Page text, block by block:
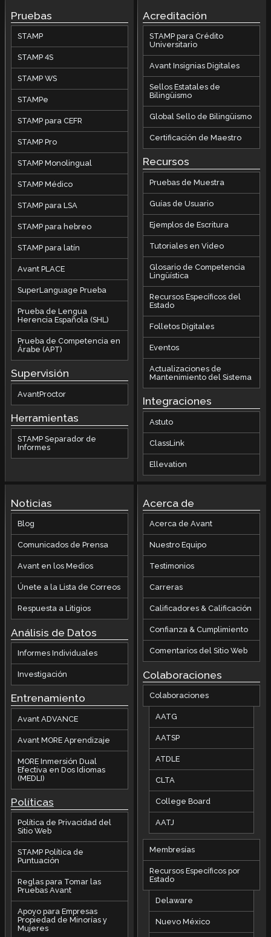
Pruebas
STAMP
STAMP 4S
STAMP WS
STAMPe
STAMP para CEFR
STAMP Pro
STAMP Monolingual
STAMP Médico
STAMP para LSA
STAMP para hebreo
STAMP para latín
Avant PLACE
SuperLanguage Prueba
Prueba de Lengua
Herencia Española (SHL)
Prueba de Competencia en
Árabe (APT)
Supervisión
AvantProctor
Herramientas
STAMP Separador de
Informes
Acreditación
STAMP para Crédito
Universitario
Avant Insignias Digitales
Sellos Estatales de
Bilingüismo
Global Sello de Bilingüismo
Certificación de Maestro
Recursos
Pruebas de Muestra
Guías de Usuario
Ejemplos de Escritura
Tutoriales en Video
Glosario de Competencia
Lingüística
Recursos Específicos del
Estado
Folletos Digitales
Eventos
Actualizaciones de
Mantenimiento del Sistema
Integraciones
Astuto
ClassLink
Ellevation
Noticias
Blog
Comunicados de Prensa
Avant en los Medios
Únete a la Lista de Correos
Respuesta a Litigios
Análisis de Datos
Informes Individuales
Investigación
Entrenamiento
Avant ADVANCE
Avant MORE Aprendizaje
MORE Inmersión Dual
Efectiva en Dos Idiomas
(MEDLI)
Políticas
Política de Privacidad del
Sitio Web
STAMP Política de
Puntuación
Reglas para Tomar las
Pruebas Avant
Apoyo para Empresas
Propiedad de Minorías y
Mujeres
Acerca de
Acerca de Avant
Nuestro Equipo
Testimonios
Carreras
Calificadores & Calificación
Confianza & Cumplimiento
Comentarios del Sitio Web
Colaboraciones
Colaboraciones
AATG
AATSP
ATDLE
CLTA
College Board
AATJ
Membresías
Recursos Específicos por
Estado
Delaware
Nuevo México